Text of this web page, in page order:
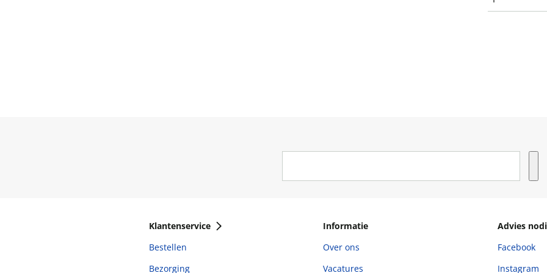
Klantenservice
Bestellen
Bezorging
Informatie
Over ons
Vacatures
Advies
Facebook
Instagram